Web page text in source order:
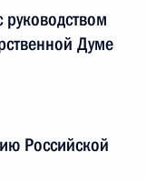
руководством
Думе
Российской